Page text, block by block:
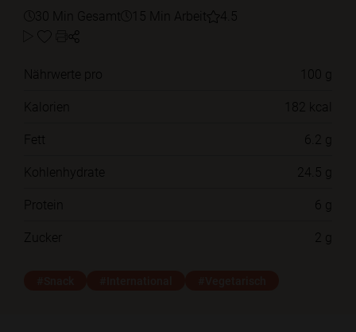
30 Min Gesamt 15 Min Arbeit 4.5
Nährwerte pro
100 g
Kalorien
182 kcal
Fett
6.2 g
Kohlenhydrate
24.5 g
Protein
6 g
Zucker
2 g